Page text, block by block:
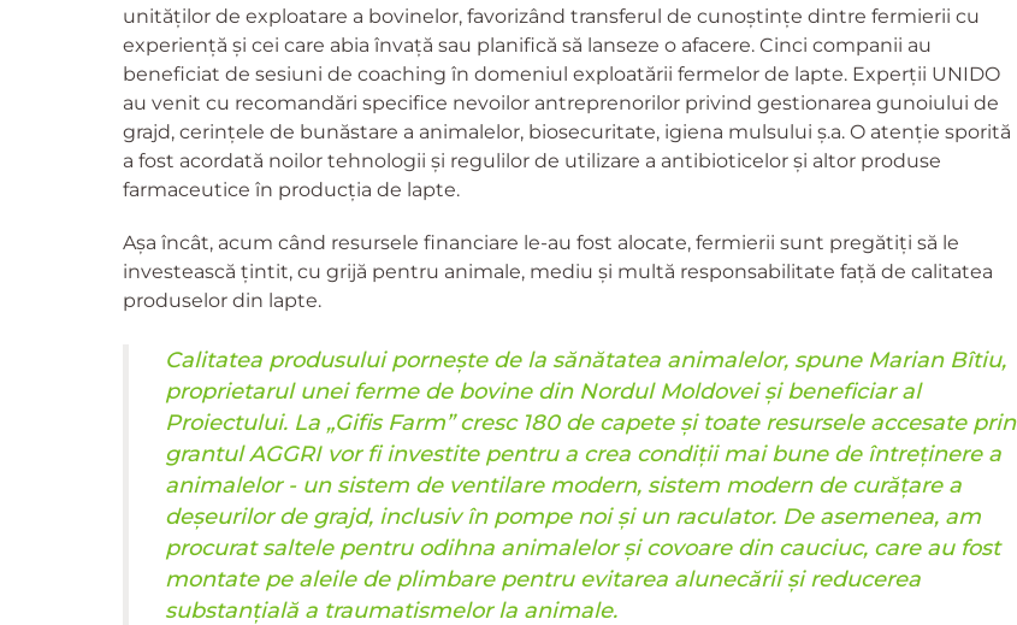
unităților de exploatare a bovinelor, favorizând transferul de cunoștințe dintre fermierii cu
experiență și cei care abia învață sau planifică să lanseze o afacere. Cinci companii au
beneficiat de sesiuni de coaching în domeniul exploatării fermelor de lapte. Experții UNIDO
au venit cu recomandări specifice nevoilor antreprenorilor privind gestionarea gunoiului de
grajd, cerințele de bunăstare a animalelor, biosecuritate, igiena mulsului ș.a. O atenție sporită
a fost acordată noilor tehnologii și regulilor de utilizare a antibioticelor și altor produse
farmaceutice în producția de lapte.
Așa încât, acum când resursele financiare le-au fost alocate, fermierii sunt pregătiți să le
investească țintit, cu grijă pentru animale, mediu și multă responsabilitate față de calitatea
produselor din lapte.
Calitatea produsului pornește de la sănătatea animalelor, spune Marian Bîtiu,
proprietarul unei ferme de bovine din Nordul Moldovei și beneficiar al
Proiectului. La „Gifis Farm” cresc 180 de capete și toate resursele accesate prin
grantul AGGRI vor fi investite pentru a crea condiții mai bune de întreținere a
animalelor - un sistem de ventilare modern, sistem modern de curățare a
deșeurilor de grajd, inclusiv în pompe noi și un raculator. De asemenea, am
procurat saltele pentru odihna animalelor și covoare din cauciuc, care au fost
montate pe aleile de plimbare pentru evitarea alunecării și reducerea
substanțială a traumatismelor la animale.